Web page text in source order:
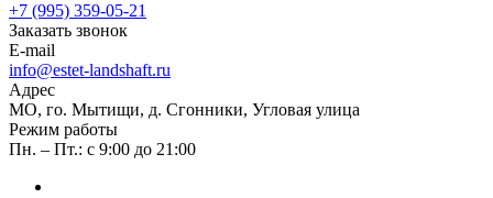
+7 (995) 359-05-21
Заказать звонок
E-mail
info@estet-landshaft.ru
Адрес
МО, го. Мытищи, д. Сгонники, Угловая улица
Режим работы
Пн. – Пт.: с 9:00 до 21:00